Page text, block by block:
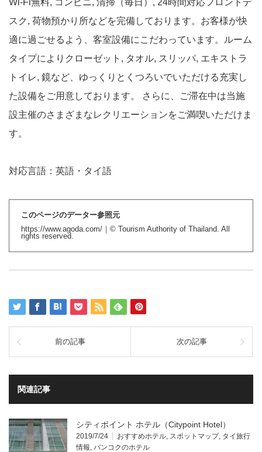
Wi-Fi無料, コンビニ, 清掃（毎日）, 24時間対応フロントデ
スク, 荷物預かり所などを完備しております。お客様が快
適に過ごせるよう、客室設備にこだわっています。ルーム
タイプによりクローゼット, タオル, スリッパ, エキストラ
トイレ, 鏡など、ゆっくりとくつろいでいただける充実し
た設備をご用意しております。 さらに、ご滞在中は当施
設主催のさまざまなレクリエーションをご満喫いただけま
す。
対応言語：英語・タイ語
このページのデーター参照元
https://www.agoda.com/ ｜© Tourism Authority of Thailand. All
rights reserved.
前の記事 次の記事
関連記事
シティポイント ホテル（Citypoint Hotel）
2019/7/24 おすすめホテル, スポットマップ, タイ旅行
情報, バンコクのホテル